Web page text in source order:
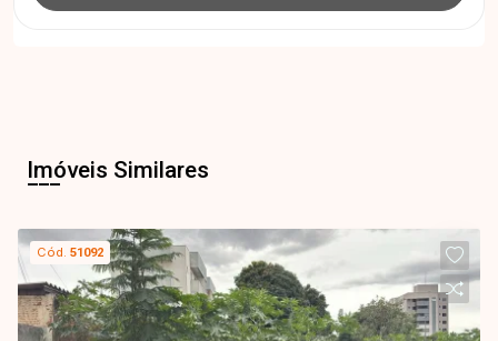
Imóveis Similares
Cód.51092